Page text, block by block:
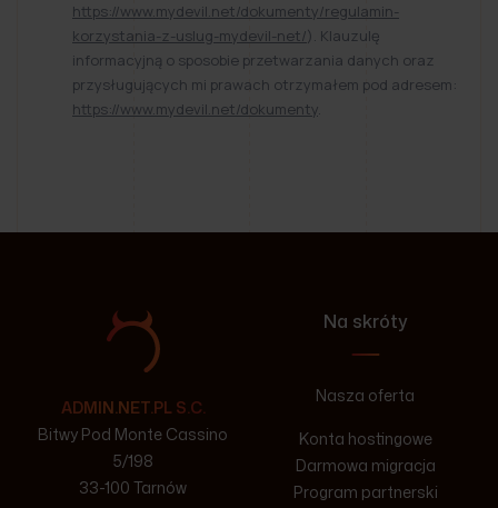
https://www.mydevil.net/dokumenty/regulamin-
korzystania-z-uslug-mydevil-net/). Klauzulę
informacyjną o sposobie przetwarzania danych oraz
przysługujących mi prawach otrzymałem pod adresem:
https://www.mydevil.net/dokumenty.
ADMIN.NET.PL S.C.
Bitwy Pod Monte Cassino
5/198
33-100 Tarnów
Na skróty
Nasza oferta
Konta hostingowe
Darmowa migracja
Program partnerski